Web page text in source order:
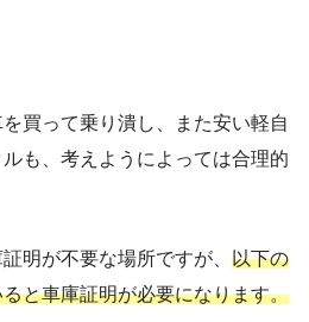
買って乗り潰し、また安い軽自
も、考えようによっては合理的
明が不要な場所ですが、 以下の
と車庫証明が必要になります。